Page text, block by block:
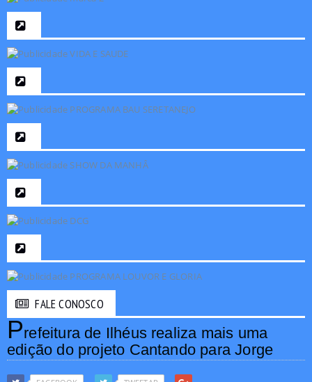
FALE CONOSCO
Prefeitura de Ilhéus realiza mais uma
edição do projeto Cantando para Jorge